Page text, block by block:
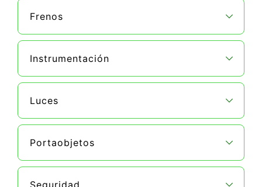
Frenos
Instrumentación
Luces
Portaobjetos